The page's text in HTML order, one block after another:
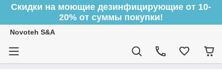
Скидки на моющие дезинфицирующие от 10-
20% от суммы покупки!
Novoteh S&A